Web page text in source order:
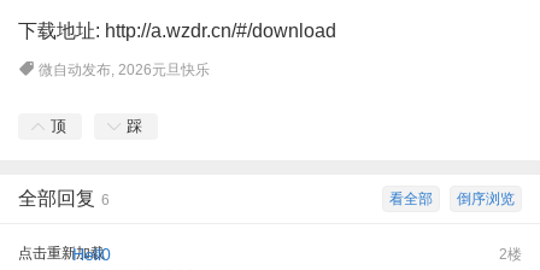
下载地址: http://a.wzdr.cn/#/download
微自动发布,2026元旦快乐
顶 踩
倒序浏览
看全部
全部回复 6
点击重新加载 2楼
Hell0